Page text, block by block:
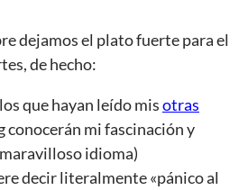
dejamos el plato fuerte para el
de hecho:
que hayan leído misotras
conocerán mi fascinación y
idioma)
decir literalmente «pánico al